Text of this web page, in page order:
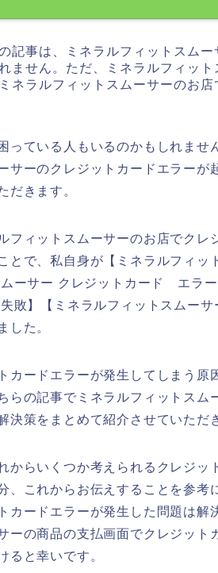
記事は、ミネラルフィットスム
ません。ただ、ミネラルフィッ
ネラルフィットスムーサーのお
っている人もいるのかもしれませ
サーのクレジットカードエラーが
だきます。
フィットスムーサーのお店でクレ
とで、私自身が【ミネラルフィッ
ムーサー クレジットカード エラ
敗】【ミネラルフィットスムー
した。
カードエラーが発生してしまう原
らの記事でミネラルフィットスム
決策をまとめて紹介させていただ
からいくつか考えられるクレジッ
、これからお伝えすることを参考
カードエラーが発生した問題は解
ーの商品の支払画面でクレジット
ると幸いです。